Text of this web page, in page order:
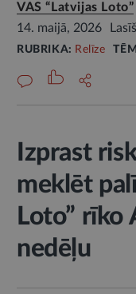
VAS “Latvijas Loto”
14. maijā, 2026
RUBRIKA: Relīze
Izprast
meklēt
Loto” rīko
nedēļu